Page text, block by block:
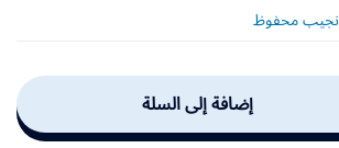
نجيب محفوظ
إضافة إلى السلة